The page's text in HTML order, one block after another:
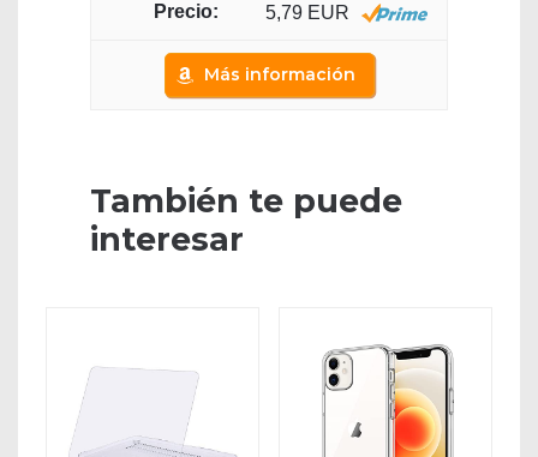
5,79 EUR
Más información
También te puede
interesar